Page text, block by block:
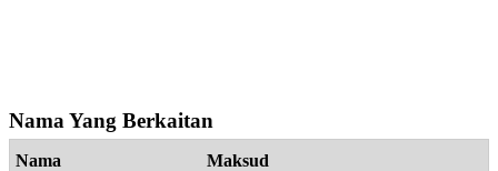
Nama Yang Berkaitan
Nama Maksud